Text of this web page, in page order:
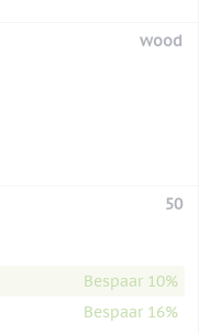
wood
50
Bespaar 10%
Bespaar 16%